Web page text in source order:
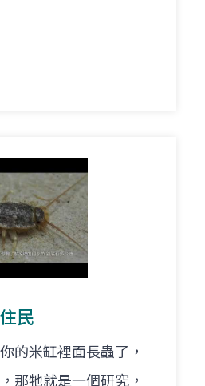
民
的米缸裡面長蟲了，
那牠就是一個研究，